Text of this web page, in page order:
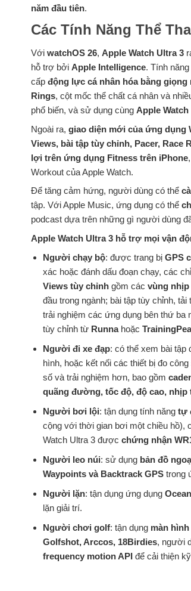
năm đầu tiên.
Các Tính Năng Thể
Với watchOS 26, Apple Watch Ultra 3
hỗ trợ bởi Apple Intelligence. Tính
cấp động lực cá nhân hóa bằng giọng
Rings, cột mốc thể chất cá nhân và
phổ biến, và sử dụng cùng Apple
Ngoài ra, giao diện mới của ứng dụng
Views, bài tập tùy chỉnh, Pacer, Race
lợi trên ứng dụng Fitness trên iPhone
Workout của Apple Watch.
Để tăng cảm hứng, người dùng có thể
tập. Với Apple Music, ứng dụng có thể
podcast dựa trên những gì người dùng
Apple Watch Ultra 3 hỗ trợ mọi vận
Người chạy bộ: được trang bị GPS
xác hoặc đánh dấu đoạn chạy, các
Views tùy chỉnhgồm các vùng nhịp
đầu trong ngành; bài tập tùy chỉnh,
trải nghiệm các ứng dụng bên thứ ba
tùy chỉnh từ Runnahoặc
Người đi xe đạp: có thể xem bài tập
hình, hoặc kết nối các thiết bị đo
số và trải nghiệm hơn, bao gồm
quãng đường, tốc độ, độ cao, nhịp
Người bơi lội: tận dụng tính năng tự
cộng với thời gian bơi một chiều hồ),
Watch Ultra 3 được chứng nhận
Người leo núi: sử dụng bản đồ
Waypoints và Backtrack GPStrong
Người lặn: tận dụng ứng dụng
lặn giải trí.
Người chơi golf: tận dụng màn
Golfshot, Arccos, 18Birdies, người
frequency motion APIđể cải thiện